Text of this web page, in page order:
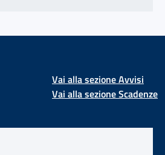
Vai alla sezione Avvisi
Vai alla sezione Scadenze